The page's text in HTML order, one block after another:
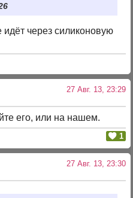
идёт через силиконовую
27 Авг. 13, 23:29
его, или на нашем.
1
27 Авг. 13, 23:30